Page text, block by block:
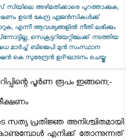
സിയിലെ അഴിമതിക്കാരെ പുറത്താക്കുക,
ഉടൻ കേന്ദ്ര ഏജൻസികൾക്ക്
എന്നീ ആവശ്യങ്ങളിൽ നീതി ലഭിക്കും
സെക്രട്ടറിയേറ്റിലേക്ക് നടത്തിയ
മാർച്ച് ബിജെപി മുൻ സംസ്ഥാന
കെ സുരേന്ദ്രൻ ഉദ്ഘാടനം ചെയ്തു
പൂർണ രൂപം ഇങ്ങനെ;-
സത്യ പ്രതിജ്ഞ അനിശ്ചിതമായി
എനിക്ക് തോന്നുന്നത്